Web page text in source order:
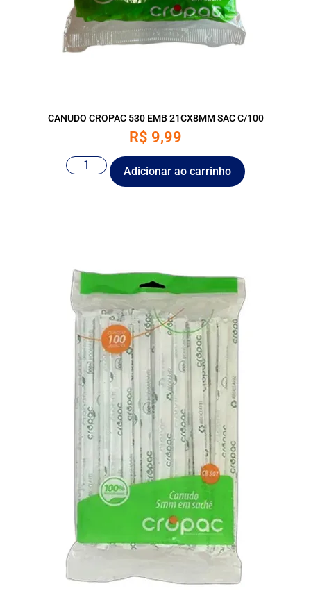
CANUDO CROPAC 530 EMB 21CX8MM SAC C/100
R$ 9,99
Adicionar ao carrinho